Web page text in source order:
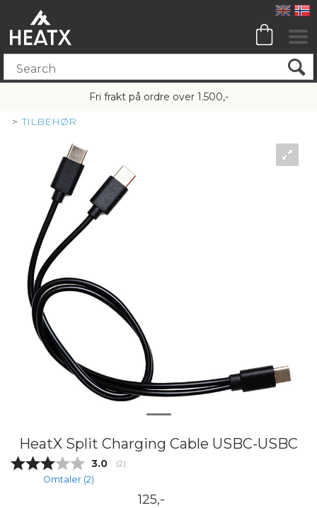
Fri frakt på ordre over 1.500,-
>TILBEHØR
HeatX Split Charging Cable USBC-USBC
Gjennomsnittskarakter:
3.0 (stemmer:
2)
Omtaler (2)
125,-